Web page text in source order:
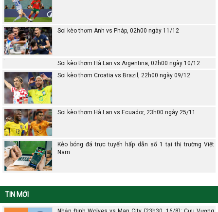
Soi kèo thơm Anh vs Pháp, 02h00 ngày 11/12
Soi kèo thơm Hà Lan vs Argentina, 02h00 ngày 10/12
Soi kèo thơm Croatia vs Brazil, 22h00 ngày 09/12
Soi kèo thơm Hà Lan vs Ecuador, 23h00 ngày 25/11
Kèo bóng đá trực tuyến hấp dẫn số 1 tại thị trường Việt
Nam
TIN MỚI